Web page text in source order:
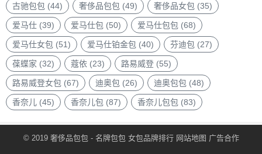
古驰包包 (44) 奢侈品包包 (49) 奢侈品女包 (35)
爱马仕 (39) 爱马仕包 (50) 爱马仕包包 (68)
爱马仕女包 (51) 爱马仕铂金包 (40) 芬迪包 (27)
葆蝶家 (32) 蔻依 (23) 路易威登 (55)
路易威登女包 (67) 迪奥包 (26) 迪奥包包 (48)
香奈儿 (45) 香奈儿包 (87) 香奈儿包包 (83)
© 2019 奢侈品包包- 名牌包包 女包品牌排行网站地图 广告合作